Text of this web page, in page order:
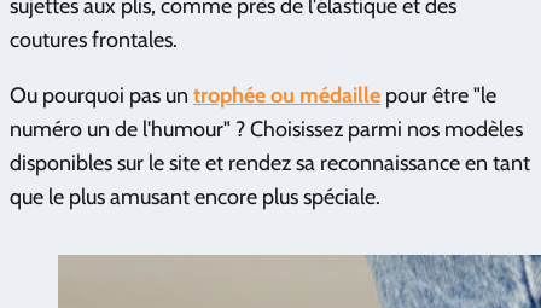
sujettes aux plis, comme près de l'élastique et des
coutures frontales.
Ou pourquoi pas un trophée ou médaille pour être "le
numéro un de l'humour" ? Choisissez parmi nos modèles
disponibles sur le site et rendez sa reconnaissance en tant
que le plus amusant encore plus spéciale.